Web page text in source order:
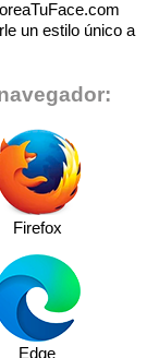
un estilo único a
Firefox
Edge